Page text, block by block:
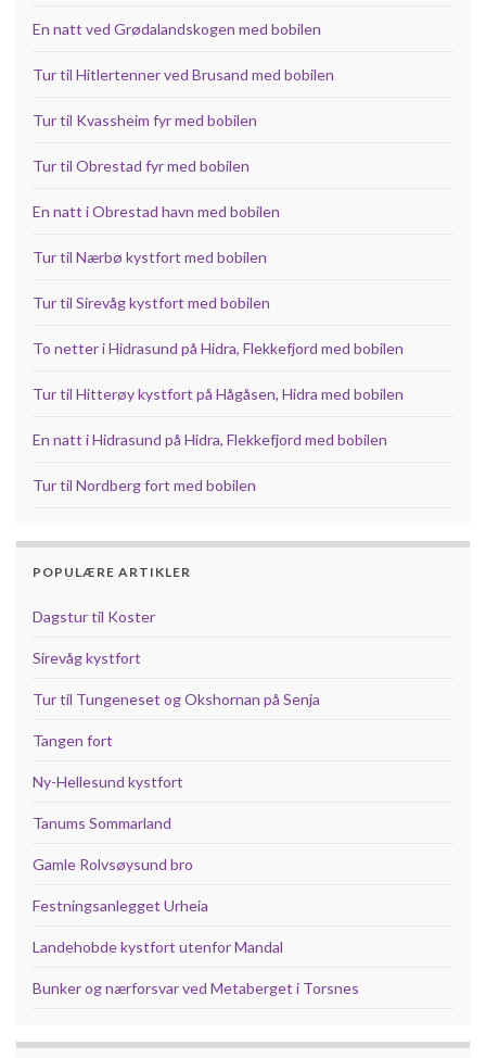
En natt ved Grødalandskogen med bobilen
Tur til Hitlertenner ved Brusand med bobilen
Tur til Kvassheim fyr med bobilen
Tur til Obrestad fyr med bobilen
En natt i Obrestad havn med bobilen
Tur til Nærbø kystfort med bobilen
Tur til Sirevåg kystfort med bobilen
To netter i Hidrasund på Hidra, Flekkefjord med bobilen
Tur til Hitterøy kystfort på Hågåsen, Hidra med bobilen
En natt i Hidrasund på Hidra, Flekkefjord med bobilen
Tur til Nordberg fort med bobilen
POPULÆRE ARTIKLER
Dagstur til Koster
Sirevåg kystfort
Tur til Tungeneset og Okshornan på Senja
Tangen fort
Ny-Hellesund kystfort
Tanums Sommarland
Gamle Rolvsøysund bro
Festningsanlegget Urheia
Landehobde kystfort utenfor Mandal
Bunker og nærforsvar ved Metaberget i Torsnes